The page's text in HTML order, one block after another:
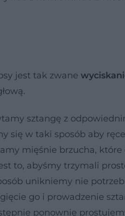
jest tak zwane
sztangę z
się w taki sposób aby ręce
mięśnie brzucha,
to, abyśmy trzymali
unikniemy nie
go i prowadzenie
ponownie